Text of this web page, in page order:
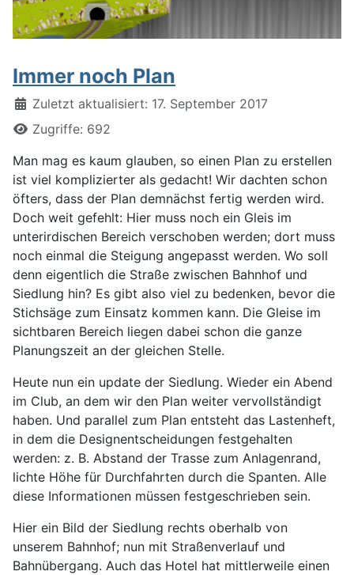
Immer noch Plan
DetailsZuletzt aktualisiert: 17. September 2017
Zugriffe: 692
Man mag es kaum glauben, so einen Plan zu erstellen
ist viel komplizierter als gedacht! Wir dachten schon
öfters, dass der Plan demnächst fertig werden wird.
Doch weit gefehlt: Hier muss noch ein Gleis im
unterirdischen Bereich verschoben werden; dort muss
noch einmal die Steigung angepasst werden. Wo soll
denn eigentlich die Straße zwischen Bahnhof und
Siedlung hin? Es gibt also viel zu bedenken, bevor die
Stichsäge zum Einsatz kommen kann. Die Gleise im
sichtbaren Bereich liegen dabei schon die ganze
Planungszeit an der gleichen Stelle.
Heute nun ein update der Siedlung. Wieder ein Abend
im Club, an dem wir den Plan weiter vervollständigt
haben. Und parallel zum Plan entsteht das Lastenheft,
in dem die Designentscheidungen festgehalten
werden: z. B. Abstand der Trasse zum Anlagenrand,
lichte Höhe für Durchfahrten durch die Spanten. Alle
diese Informationen müssen festgeschrieben sein.
Hier ein Bild der Siedlung rechts oberhalb von
unserem Bahnhof; nun mit Straßenverlauf und
Bahnübergang. Auch das Hotel hat mittlerweile einen